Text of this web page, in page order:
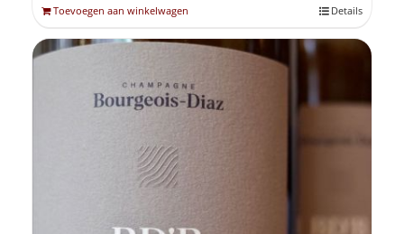
Toevoegen aan winkelwagen Details